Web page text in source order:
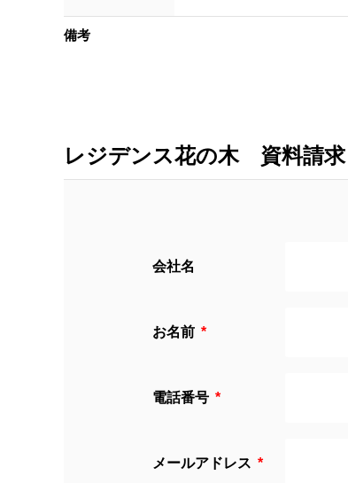
備考
レジデンス花の木 資料請求
会社名
お名前
電話番号
メールアドレス